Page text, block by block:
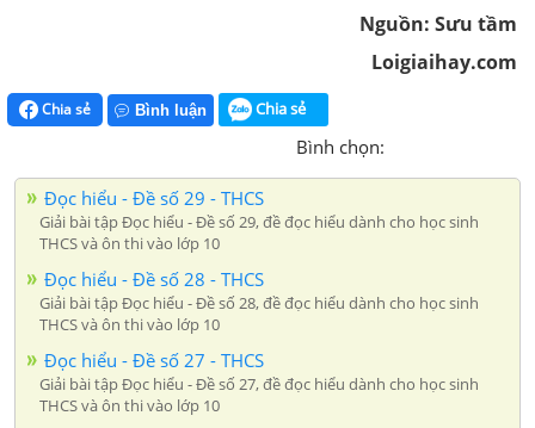
Nguồn: Sưu tầm
Loigiaihay.com
Chia sẻ Bình luận Chia sẻ
Bình chọn:
Đọc hiểu - Đề số 29 - THCS
Giải bài tập Đọc hiểu - Đề số 29, đề đọc hiểu dành cho học sinh
THCS và ôn thi vào lớp 10
Đọc hiểu - Đề số 28 - THCS
Giải bài tập Đọc hiểu - Đề số 28, đề đọc hiểu dành cho học sinh
THCS và ôn thi vào lớp 10
Đọc hiểu - Đề số 27 - THCS
Giải bài tập Đọc hiểu - Đề số 27, đề đọc hiểu dành cho học sinh
THCS và ôn thi vào lớp 10